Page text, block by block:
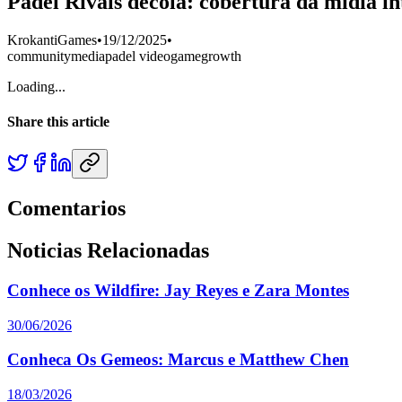
KrokantiGames•19/12/2025•
communitymediapadel videogamegrowth
Loading...
Share this article
Comentarios
Noticias Relacionadas
Conhece os Wildfire: Jay Reyes e Zara Montes
30/06/2026
Conheca Os Gemeos: Marcus e Matthew Chen
18/03/2026